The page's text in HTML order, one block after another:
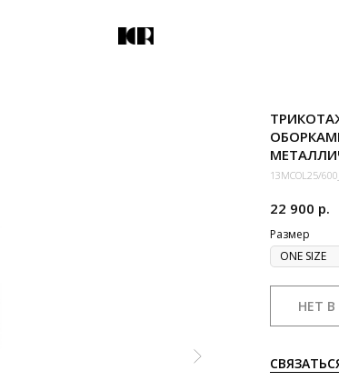
13MCOL25/
22 900 р.
Размер
НЕТ